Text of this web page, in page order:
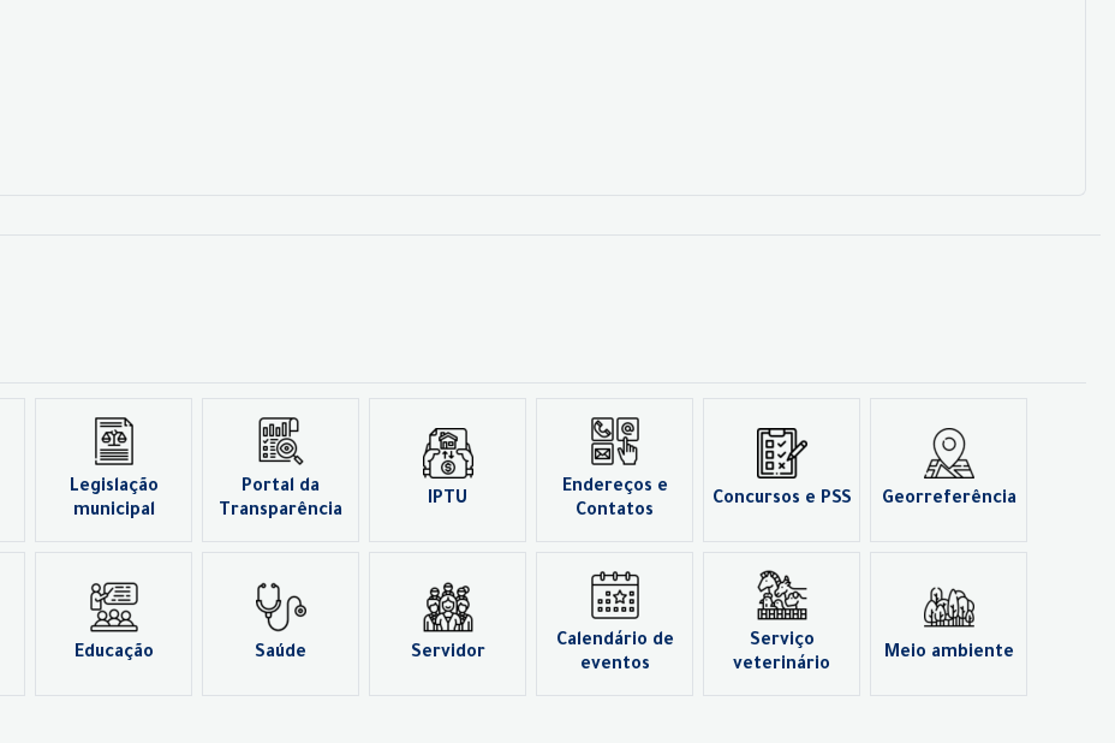
Legislação
municipal
Portal da
Transparência
IPTU
Endereços e
Contatos
Concursos e PSS Georreferência
Educação Saúde Servidor
Calendário de
eventos
Serviço
veterinário
Meio ambiente